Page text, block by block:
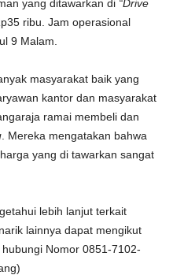
yang ditawarkan di “Drive
ribu. Jam operasional
9 Malam.
masyarakat baik yang
kantor dan masyarakat
ramai membeli dan
. Mereka mengatakan bahwa
yang di tawarkan sangat
lebih lanjut terkait
lainnya dapat mengikut
Nomor 0851-7102-